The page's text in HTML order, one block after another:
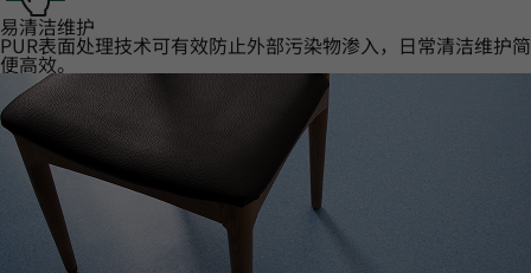
易清洁维护‌
PUR表面处理技术可有效防止外部污染物渗入，日常清洁维护简
便高效。